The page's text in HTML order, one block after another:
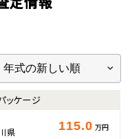
ッケージ
県 115.0 万円